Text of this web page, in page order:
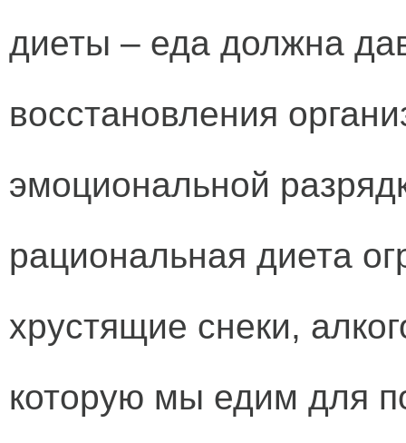
диеты – еда должна
восстановления
эмоциональной
рациональная диета
хрустящие снеки,
которую мы едим для